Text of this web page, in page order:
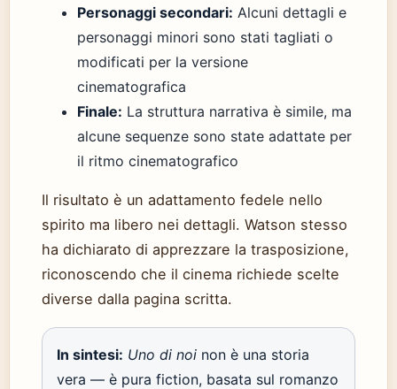
Personaggi secondari: Alcuni dettagli e
personaggi minori sono stati tagliati o
modificati per la versione
cinematografica
Finale: La struttura narrativa è simile, ma
alcune sequenze sono state adattate per
il ritmo cinematografico
Il risultato è un adattamento fedele nello
spirito ma libero nei dettagli. Watson stesso
ha dichiarato di apprezzare la trasposizione,
riconoscendo che il cinema richiede scelte
diverse dalla pagina scritta.
In sintesi: Uno di noi non è una storia
vera — è pura fiction, basata sul romanzo